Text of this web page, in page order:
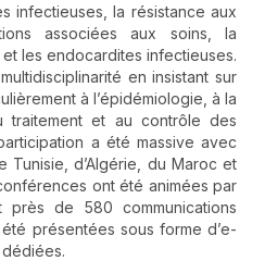
infectieuses, la résistance aux
associées aux soins, la
les endocardites infectieuses.
en insistant sur
à l’épidémiologie, à la
traitement et au contrôle des
a été massive avec
Tunisie, d’Algérie, du Maroc et
ont été animées par
près de 580 communications
présentées sous forme d’e-